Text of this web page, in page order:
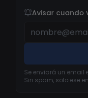
Avisar cuando
Se enviará un email
Sin spam, solo ese